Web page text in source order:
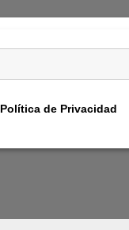
Política de Privacidad